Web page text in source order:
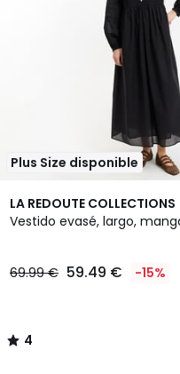
Plus Size disponible
LA REDOUTE COLLECTIONS
Vestido evasé, largo,
69.99 € 59.49 € -15%
4
/
2
Colores
4
/